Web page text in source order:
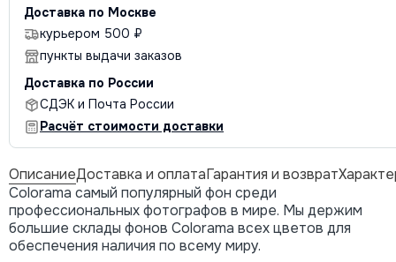
Доставка по Москве
курьером 500 ₽
пункты выдачи заказов
Доставка по России
СДЭК и Почта России
Расчёт стоимости доставки
ОписаниеДоставка и оплатаГарантия и возврат
Colorama самый популярный фон среди
профессиональных фотографов в мире. Мы держим
большие склады фонов Colorama всех цветов для
обеспечения наличия по всему миру.